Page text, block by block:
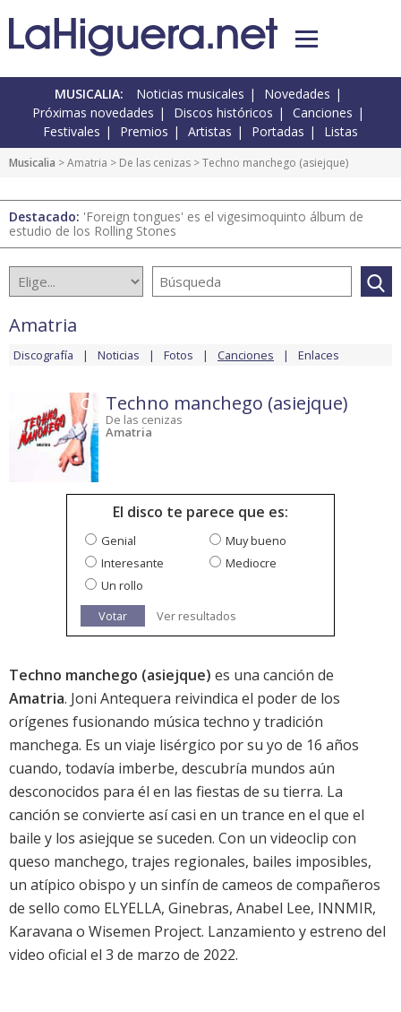
MUSICALIA: Noticias musicales
Novedades
Próximas novedades
Discos históricos
Canciones
Festivales
Premios Artistas Portadas Listas
Musicalia >Amatria > De las cenizas > Techno manchego (asiejque)
Destacado: 'Foreign tongues' es el vigesimoquinto álbum de
estudio de los Rolling Stones
Amatria
Discografía Noticias Fotos Canciones Enlaces
Techno manchego (asiejque)
De las cenizas
Amatria
El disco te parece que es:
Genial
Muy bueno
Interesante
Mediocre
Un rollo
Votar
Ver resultados
Techno manchego (asiejque) es una canción de
Amatria. Joni Antequera reivindica el poder de los
orígenes fusionando música techno y tradición
manchega. Es un viaje lisérgico por su yo de 16 años
cuando, todavía imberbe, descubría mundos aún
desconocidos para él en las fiestas de su tierra. La
canción se convierte así casi en un trance en el que el
baile y los asiejque se suceden. Con un videoclip con
queso manchego, trajes regionales, bailes imposibles,
un atípico obispo y un sinfín de cameos de compañeros
de sello como ELYELLA, Ginebras, Anabel Lee, INNMIR,
Karavana o Wisemen Project. Lanzamiento y estreno del
video oficial el 3 de marzo de 2022.